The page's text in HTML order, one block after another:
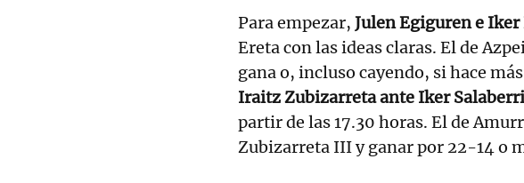
Para empezar, Julen Egiguren e
Ereta con las ideas claras. El de
gana o, incluso cayendo, si hace
Iraitz Zubizarreta ante Iker
partir de las 17.30 horas. El de
Zubizarreta III y ganar por 22-14 o